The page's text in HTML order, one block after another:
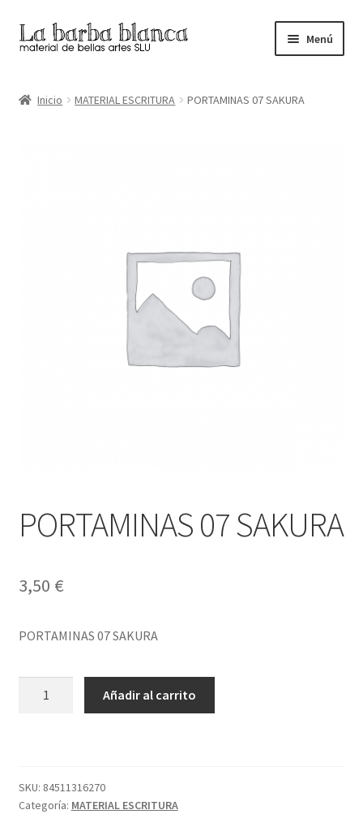
Ir
a
navegación
Ir
al
Menú
Inicio MATERIAL ESCRITURA PORTAMINAS 07 SAKURA
PORTAMINAS 07 SAKURA
3,50 €
PORTAMINAS 07 SAKURA
Añadir al carrito
SKU: 84511316270
Categoría: MATERIAL ESCRITURA